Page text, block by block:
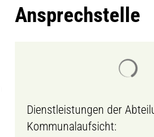
Ansprechstelle
Dienstleistungen der
Kommunalaufsicht: